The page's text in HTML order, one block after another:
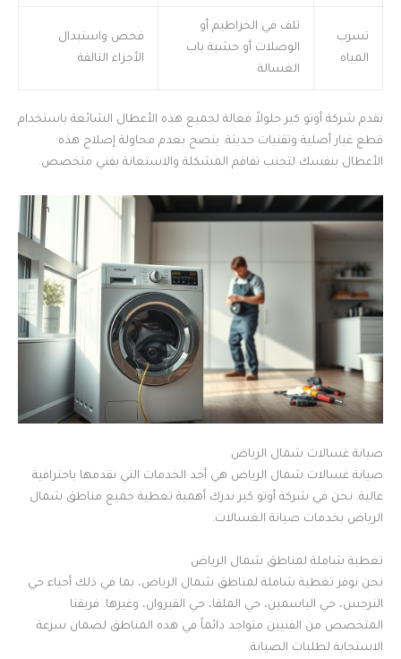
تسرب
المياه
تلف في الخراطيم أو
الوصلات أو حشية باب
الغسالة
فحص واستبدال
الأجزاء التالفة
تقدم شركة أوتو كير حلولاً فعالة لجميع هذه الأعطال الشائعة باستخدام
قطع غيار أصلية وتقنيات حديثة. ينصح بعدم محاولة إصلاح هذه
الأعطال بنفسك لتجنب تفاقم المشكلة والاستعانة بفني متخصص.
صيانة غسالات شمال الرياض
صيانة غسالات شمال الرياض هي أحد الخدمات التي نقدمها باحترافية
عالية. نحن في شركة أوتو كير ندرك أهمية تغطية جميع مناطق شمال
الرياض بخدمات صيانة الغسالات.
تغطية شاملة لمناطق شمال الرياض
نحن نوفر تغطية شاملة لمناطق شمال الرياض، بما في ذلك أحياء حي
النرجس، حي الياسمين، حي الملقا، حي القيروان، وغيرها. فريقنا
المتخصص من الفنيين متواجد دائماً في هذه المناطق لضمان سرعة
الاستجابة لطلبات الصيانة.